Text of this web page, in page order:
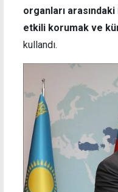
organları
etkili korumak ve
kullandı.